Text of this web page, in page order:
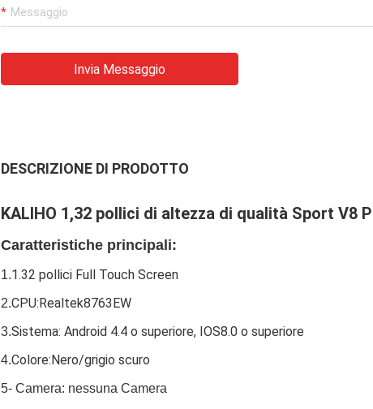
Invia Messaggio
DESCRIZIONE DI PRODOTTO
KALIHO 1,32 pollici di altezza di qualità Sport V8
Caratteristiche principali:
1.1.32 pollici Full Touch Screen
2.CPU:Realtek8763EW
3.Sistema: Android 4.4 o superiore, IOS8.0 o superiore
4.Colore:Nero/grigio scuro
5- Camera: nessuna Camera